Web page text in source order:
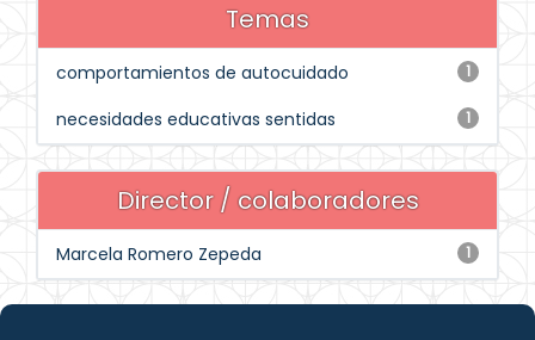
Temas
1
comportamientos de autocuidado
1
necesidades educativas sentidas
Director / colaboradores
1
Marcela Romero Zepeda